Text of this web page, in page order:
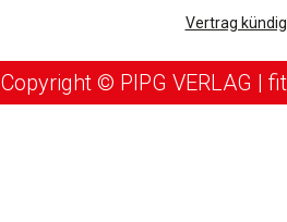
Vertrag
Copyright © PIPG VERLAG |